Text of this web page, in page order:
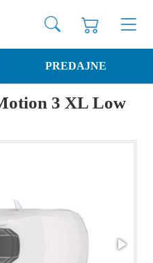
PREDAJNE
3 XL Low